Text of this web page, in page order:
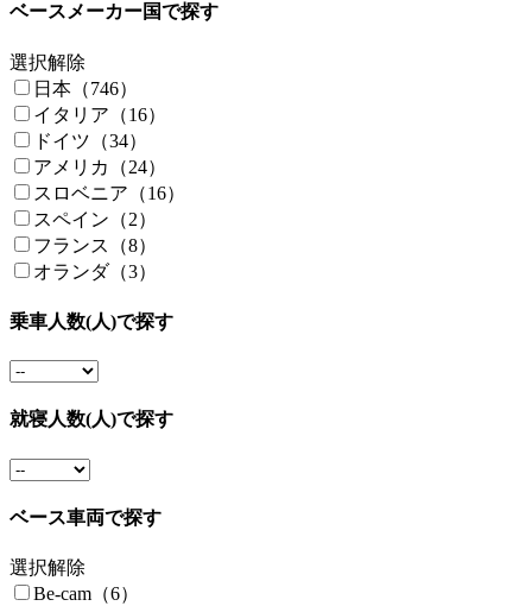
ベースメーカー国で探す
選択解除
日本（746）
イタリア（16）
ドイツ（34）
アメリカ（24）
スロベニア（16）
スペイン（2）
フランス（8）
オランダ（3）
乗車人数(人)で探す
就寝人数(人)で探す
ベース車両で探す
選択解除
Be-cam（6）